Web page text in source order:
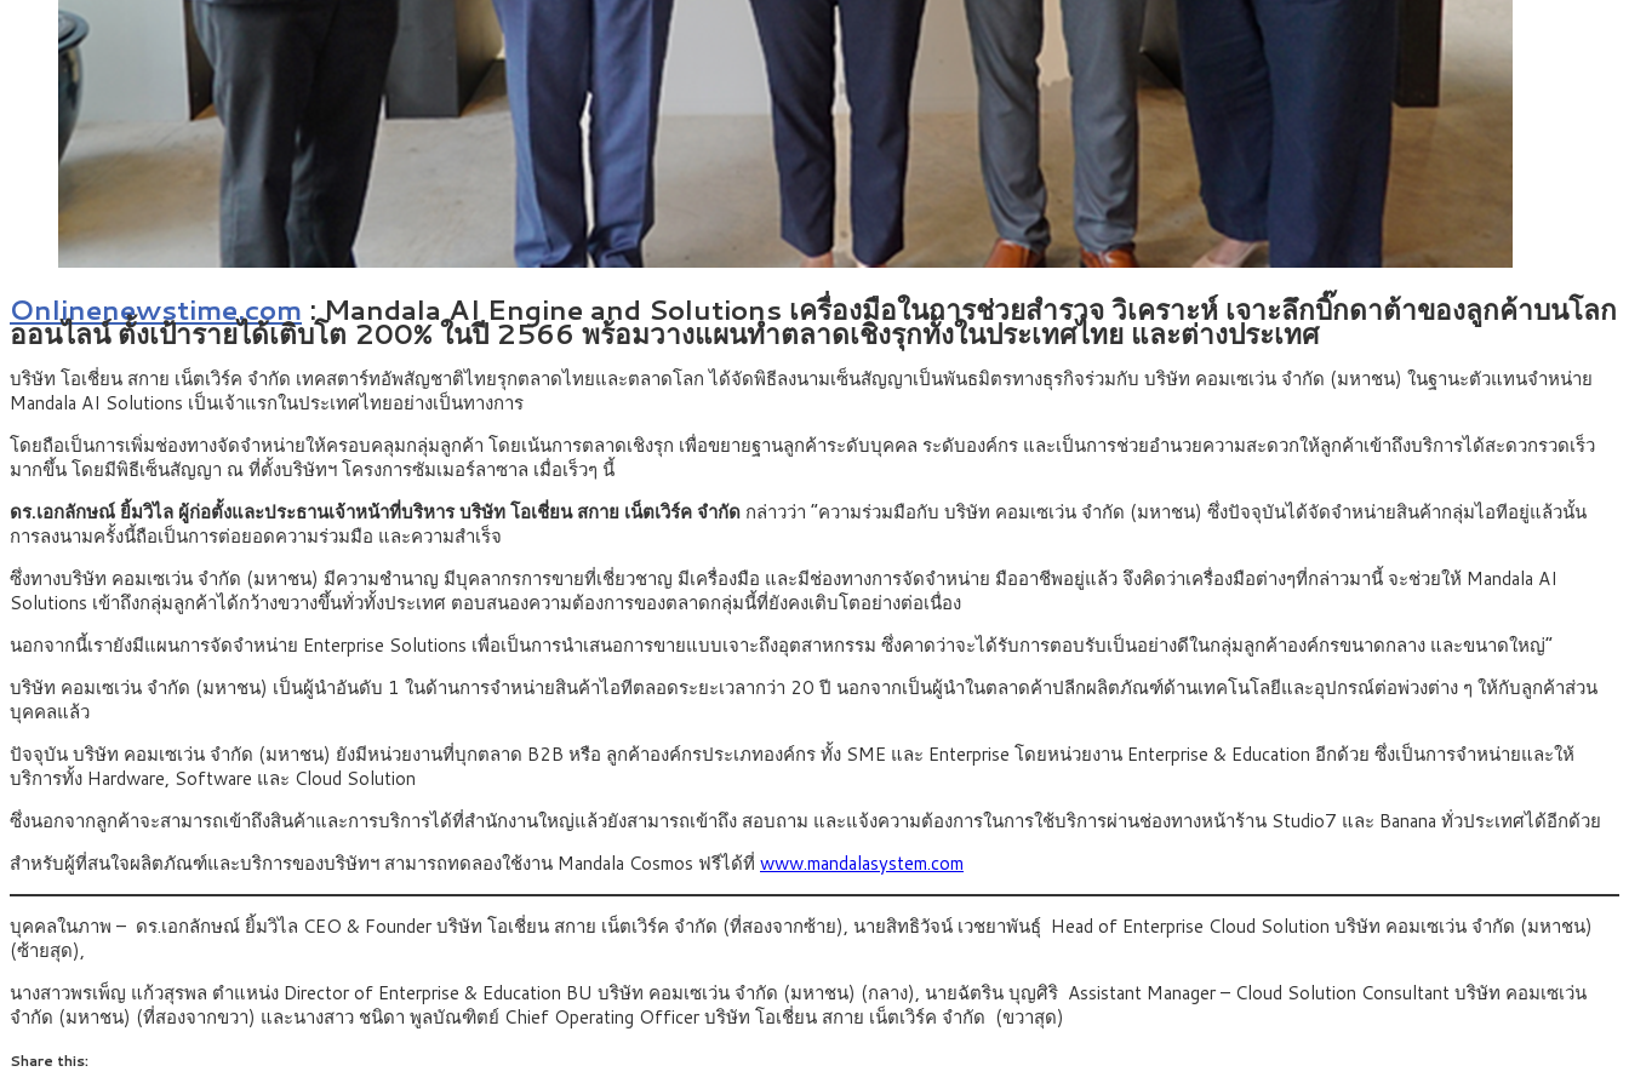
Onlinenewstime.com : Mandala AI Engine and Solutions เครื่องมือในการช่วยสำรวจ วิเคราะห์ เจาะลึกบิ๊กดาต้าของลูกค้าบนโลก
ออนไลน์ ตั้งเป้ารายได้เติบโต 200% ในปี 2566 พร้อมวางแผนทำตลาดเชิงรุกทั้งในประเทศไทย และต่างประเทศ
บริษัท โอเชี่ยน สกาย เน็ตเวิร์ค จำกัด เทคสตาร์ทอัพสัญชาติไทยรุกตลาดไทยและตลาดโลก ได้จัดพิธีลงนามเซ็นสัญญาเป็นพันธมิตรทางธุรกิจร่วมกับ บริษัท คอมเซเว่น จำกัด (มหาชน) ในฐานะตัวแทนจำหน่าย
Mandala AI Solutions เป็นเจ้าแรกในประเทศไทยอย่างเป็นทางการ
โดยถือเป็นการเพิ่มช่องทางจัดจำหน่ายให้ครอบคลุมกลุ่มลูกค้า โดยเน้นการตลาดเชิงรุก เพื่อขยายฐานลูกค้าระดับบุคคล ระดับองค์กร และเป็นการช่วยอำนวยความสะดวกให้ลูกค้าเข้าถึงบริการได้สะดวกรวดเร็ว
มากขึ้น โดยมีพิธีเซ็นสัญญา ณ ที่ตั้งบริษัทฯ โครงการซัมเมอร์ลาซาล เมื่อเร็วๆ นี้
ดร.เอกลักษณ์ ยิ้มวิไล ผู้ก่อตั้งและประธานเจ้าหน้าที่บริหาร บริษัท โอเชี่ยน สกาย เน็ตเวิร์ค จำกัด กล่าวว่า “ความร่วมมือกับ บริษัท คอมเซเว่น จำกัด (มหาชน) ซึ่งปัจจุบันได้จัดจำหน่ายสินค้ากลุ่มไอทีอยู่แล้วนั้น
การลงนามครั้งนี้ถือเป็นการต่อยอดความร่วมมือ และความสำเร็จ
ซึ่งทางบริษัท คอมเซเว่น จำกัด (มหาชน) มีความชำนาญ มีบุคลากรการขายที่เชี่ยวชาญ มีเครื่องมือ และมีช่องทางการจัดจำหน่าย มืออาชีพอยู่แล้ว จึงคิดว่าเครื่องมือต่างๆที่กล่าวมานี้ จะช่วยให้ Mandala AI
Solutions เข้าถึงกลุ่มลูกค้าได้กว้างขวางขึ้นทั่วทั้งประเทศ ตอบสนองความต้องการของตลาดกลุ่มนี้ที่ยังคงเติบโตอย่างต่อเนื่อง
นอกจากนี้เรายังมีแผนการจัดจำหน่าย Enterprise Solutions เพื่อเป็นการนำเสนอการขายแบบเจาะถึงอุตสาหกรรม ซึ่งคาดว่าจะได้รับการตอบรับเป็นอย่างดีในกลุ่มลูกค้าองค์กรขนาดกลาง และขนาดใหญ่”
บริษัท คอมเซเว่น จำกัด (มหาชน) เป็นผู้นำอันดับ 1 ในด้านการจำหน่ายสินค้าไอทีตลอดระยะเวลากว่า 20 ปี นอกจากเป็นผู้นำในตลาดค้าปลีกผลิตภัณฑ์ด้านเทคโนโลยีและอุปกรณ์ต่อพ่วงต่าง ๆ ให้กับลูกค้าส่วน
บุคคลแล้ว
ปัจจุบัน บริษัท คอมเซเว่น จำกัด (มหาชน) ยังมีหน่วยงานที่บุกตลาด B2B หรือ ลูกค้าองค์กรประเภทองค์กร ทั้ง SME และ Enterprise โดยหน่วยงาน Enterprise & Education อีกด้วย ซึ่งเป็นการจำหน่ายและให้
บริการทั้ง Hardware, Software และ Cloud Solution
ซึ่งนอกจากลูกค้าจะสามารถเข้าถึงสินค้าและการบริการได้ที่สำนักงานใหญ่แล้วยังสามารถเข้าถึง สอบถาม และแจ้งความต้องการในการใช้บริการผ่านช่องทางหน้าร้าน Studio7 และ Banana ทั่วประเทศได้อีกด้วย
สำหรับผู้ที่สนใจผลิตภัณฑ์และบริการของบริษัทฯ สามารถทดลองใช้งาน Mandala Cosmos ฟรีได้ที่ www.mandalasystem.com
บุคคลในภาพ – ดร.เอกลักษณ์ ยิ้มวิไล CEO & Founder บริษัท โอเชี่ยน สกาย เน็ตเวิร์ค จำกัด (ที่สองจากซ้าย), นายสิทธิวัจน์ เวชยาพันธุ์ Head of Enterprise Cloud Solution บริษัท คอมเซเว่น จำกัด (มหาชน)
(ซ้ายสุด),
นางสาวพรเพ็ญ แก้วสุรพล ตำแหน่ง Director of Enterprise & Education BU บริษัท คอมเซเว่น จำกัด (มหาชน) (กลาง), นายฉัตริน บุญศิริ Assistant Manager – Cloud Solution Consultant บริษัท คอมเซเว่น
จำกัด (มหาชน) (ที่สองจากขวา) และนางสาว ชนิดา พูลบัณฑิตย์ Chief Operating Officer บริษัท โอเชี่ยน สกาย เน็ตเวิร์ค จำกัด (ขวาสุด)
Share this: